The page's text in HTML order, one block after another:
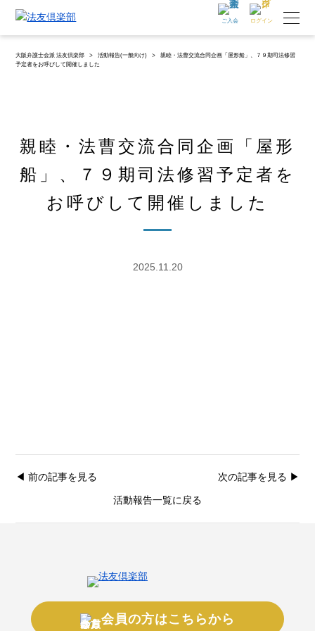
ご入会 ログイン
大阪弁護士会派 法友倶楽部 > 活動報告(一般向け) >
親睦・法曹交流合同企画「屋形船」、７９期司法修習
予定者をお呼びして開催しました
親睦・法曹交流合同企画「屋形
船」、７９期司法修習予定者を
お呼びして開催しました
2025.11.20
◀︎ 前の記事を見る
活動報告一覧に戻る
次の記事を見る ▶︎
会員の方はこちらから